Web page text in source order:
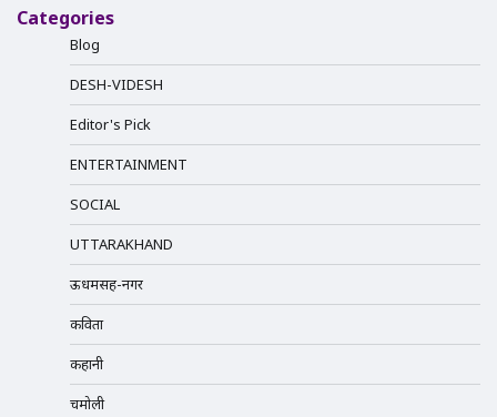
Categories
Blog
DESH-VIDESH
Editor's Pick
ENTERTAINMENT
SOCIAL
UTTARAKHAND
ऊधमसिंह-नगर
कविता
कहानी
चमोली